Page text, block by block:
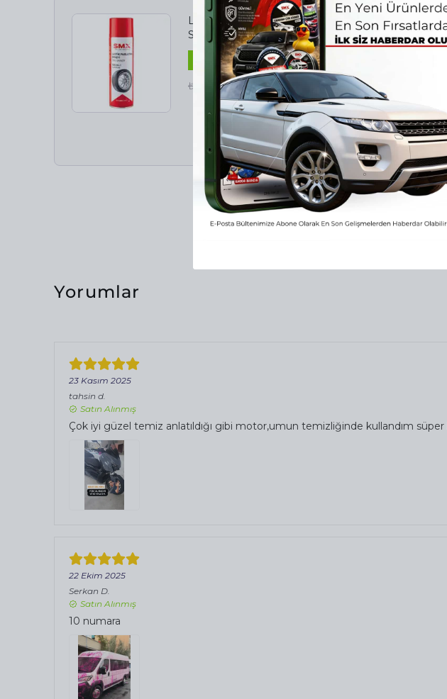
Lastik Parlatma
Spreyi 500 ml
₺ 349.00 ₺ 296.65
Yorumlar
23 Kasım 2025
tahsin d.
Satın Alınmış
Çok iyi güzel temiz anlatıldığı gibi motor,umun temizliğinde kullandım süper
22 Ekim 2025
Serkan D.
Satın Alınmış
10 numara